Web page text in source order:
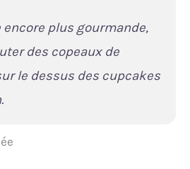
encore plus gourmande,
des copeaux de
le dessus des cupcakes